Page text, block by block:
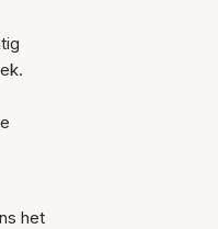
het